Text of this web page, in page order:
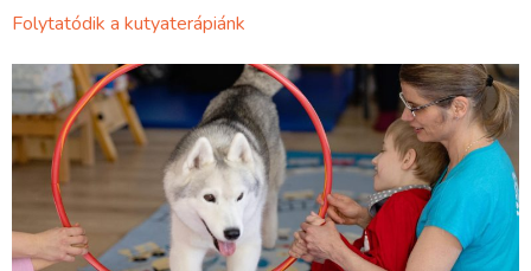
Folytatódik a kutyaterápiánk